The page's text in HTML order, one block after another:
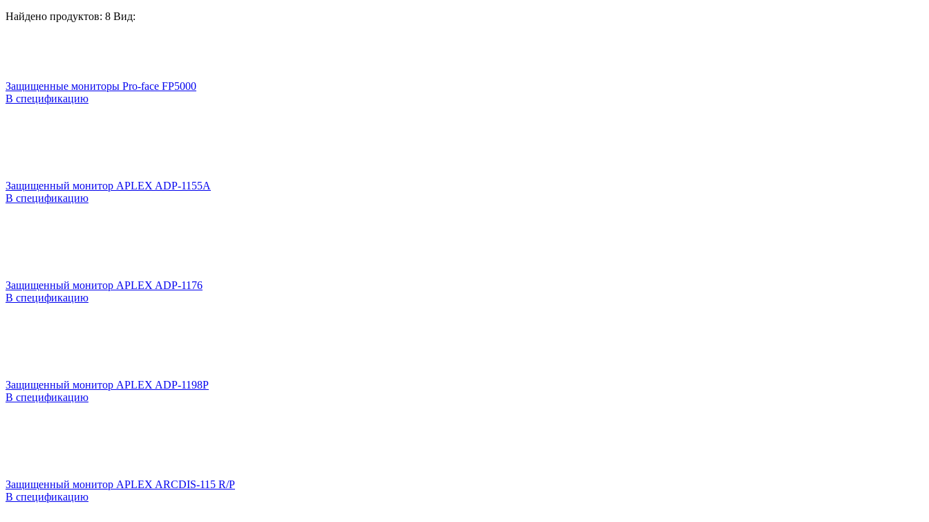
Найдено продуктов: 8 Вид:
Защищенные мониторы Pro-face FP5000
В спецификацию
Защищенный монитор APLEX ADP-1155A
В спецификацию
Защищенный монитор APLEX ADP-1176
В спецификацию
Защищенный монитор APLEX ADP-1198P
В спецификацию
Защищенный монитор APLEX ARCDIS-115 R/P
В спецификацию